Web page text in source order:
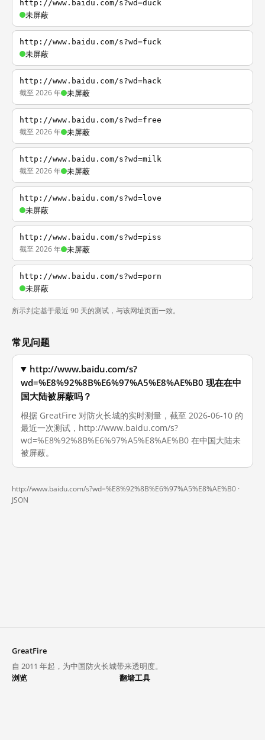
http://www.baidu.com/s?wd=duck
未屏蔽
http://www.baidu.com/s?wd=fuck
未屏蔽
http://www.baidu.com/s?wd=hack
截至 2026 年 未屏蔽
http://www.baidu.com/s?wd=free
截至 2026 年 未屏蔽
http://www.baidu.com/s?wd=milk
截至 2026 年 未屏蔽
http://www.baidu.com/s?wd=love
未屏蔽
http://www.baidu.com/s?wd=piss
截至 2026 年 未屏蔽
http://www.baidu.com/s?wd=porn
未屏蔽
所示判定基于最近 90 天的测试，与该网址页面一致。
常见问题
http://www.baidu.com/s?
wd=%E8%92%8B%E6%97%A5%E8%AE%B0 现在在中
国大陆被屏蔽吗？
根据 GreatFire 对防火长城的实时测量，截至 2026-06-10 的
最近一次测试，http://www.baidu.com/s?
wd=%E8%92%8B%E6%97%A5%E8%AE%B0 在中国大陆未
被屏蔽。
http://www.baidu.com/s?wd=%E8%92%8B%E6%97%A5%E8%AE%B0 ·
JSON
GreatFire
自 2011 年起，为中国防火长城带来透明度。
浏览
翻墙工具